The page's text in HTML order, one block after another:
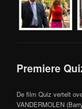
Premiere
De film Quiz vertelt
VANDERMOLEN